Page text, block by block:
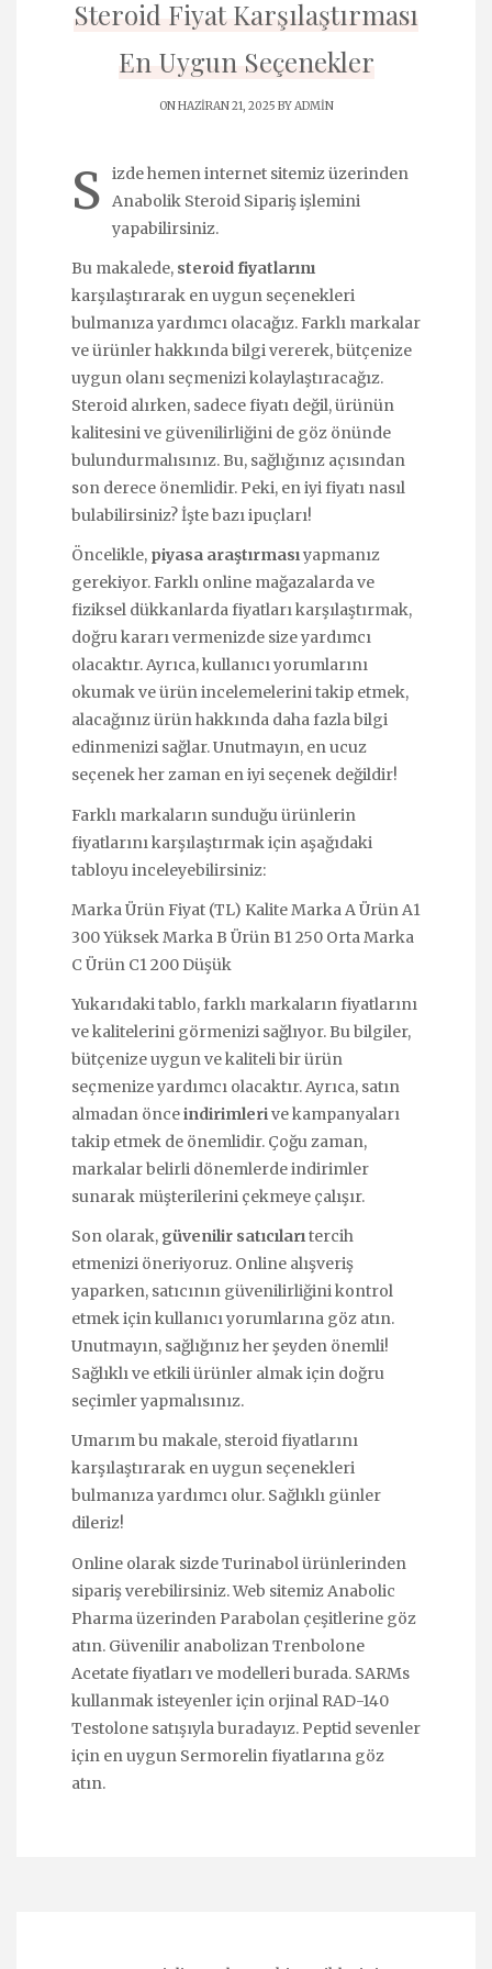
Steroid Fiyat Karşılaştırması
En Uygun Seçenekler
ON HAZIRAN 21, 2025 BYADMIN
S
izde hemen internet sitemiz üzerinden
Anabolik Steroid Siparişişlemini
yapabilirsiniz.
Bu makalede, steroid fiyatlarını
karşılaştırarak en uygun seçenekleri
bulmanıza yardımcı olacağız. Farklı markalar
ve ürünler hakkında bilgi vererek, bütçenize
uygun olanı seçmenizi kolaylaştıracağız.
Steroid alırken, sadece fiyatı değil, ürünün
kalitesini ve güvenilirliğini de göz önünde
bulundurmalısınız. Bu, sağlığınız açısından
son derece önemlidir. Peki, en iyi fiyatı nasıl
bulabilirsiniz? İşte bazı ipuçları!
Öncelikle, piyasa araştırmasıyapmanız
gerekiyor. Farklı online mağazalarda ve
fiziksel dükkanlarda fiyatları karşılaştırmak,
doğru kararı vermenizde size yardımcı
olacaktır. Ayrıca, kullanıcı yorumlarını
okumak ve ürün incelemelerini takip etmek,
alacağınız ürün hakkında daha fazla bilgi
edinmenizi sağlar. Unutmayın, en ucuz
seçenek her zaman en iyi seçenek değildir!
Farklı markaların sunduğu ürünlerin
fiyatlarını karşılaştırmak için aşağıdaki
tabloyu inceleyebilirsiniz:
Marka Ürün Fiyat (TL) Kalite Marka A Ürün A1
300 Yüksek Marka B Ürün B1 250 Orta Marka
C Ürün C1 200 Düşük
Yukarıdaki tablo, farklı markaların fiyatlarını
ve kalitelerini görmenizi sağlıyor. Bu bilgiler,
bütçenize uygun ve kaliteli bir ürün
seçmenize yardımcı olacaktır. Ayrıca, satın
almadan önceindirimlerive kampanyaları
takip etmek de önemlidir. Çoğu zaman,
markalar belirli dönemlerde indirimler
sunarak müşterilerini çekmeye çalışır.
Son olarak, güvenilir satıcılarıtercih
etmenizi öneriyoruz. Online alışveriş
yaparken, satıcının güvenilirliğini kontrol
etmek için kullanıcı yorumlarına göz atın.
Unutmayın, sağlığınız her şeyden önemli!
Sağlıklı ve etkili ürünler almak için doğru
seçimler yapmalısınız.
Umarım bu makale, steroid fiyatlarını
karşılaştırarak en uygun seçenekleri
bulmanıza yardımcı olur. Sağlıklı günler
dileriz!
Online olarak sizdeTurinabol ürünlerinden
sipariş verebilirsiniz. Web sitemiz Anabolic
Pharma üzerinden Parabolan çeşitlerine göz
atın. Güvenilir anabolizan Trenbolone
Acetatefiyatları ve modelleri burada. SARMs
kullanmak isteyenler için orjinal RAD-140
Testolone satışıyla buradayız. Peptid sevenler
için en uygun Sermorelin fiyatlarına göz
atın.